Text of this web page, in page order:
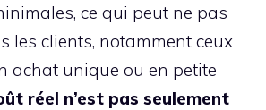
ce qui peut ne pas
les clients, notamment ceux
achat unique ou en petite
réel n’est pas seulement